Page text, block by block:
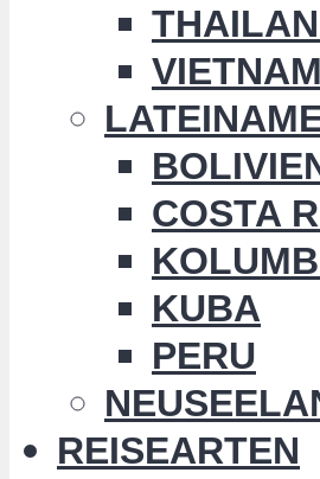
VIETNAM
COSTA
KUBA
PERU
REISEARTEN